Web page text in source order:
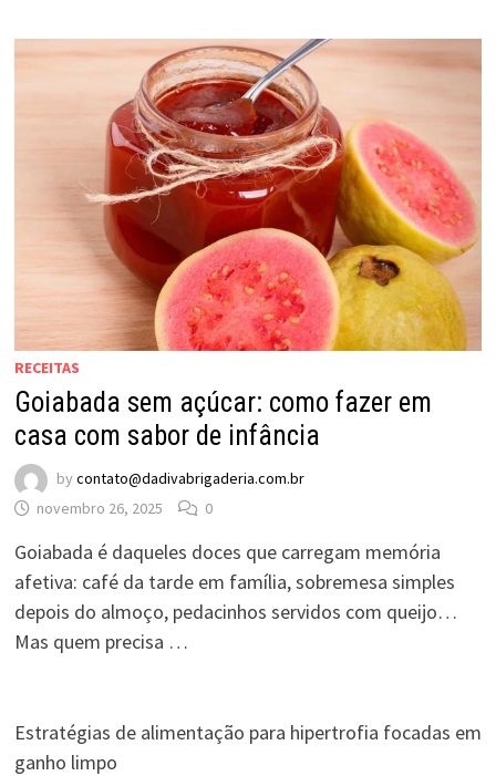
RECEITAS
Goiabada sem açúcar: como fazer em
casa com sabor de infância
by contato@dadivabrigaderia.com.br
novembro 26, 2025
0
Goiabada é daqueles doces que carregam memória
afetiva: café da tarde em família, sobremesa simples
depois do almoço, pedacinhos servidos com queijo…
Mas quem precisa …
Estratégias de alimentação para hipertrofia focadas em
ganho limpo